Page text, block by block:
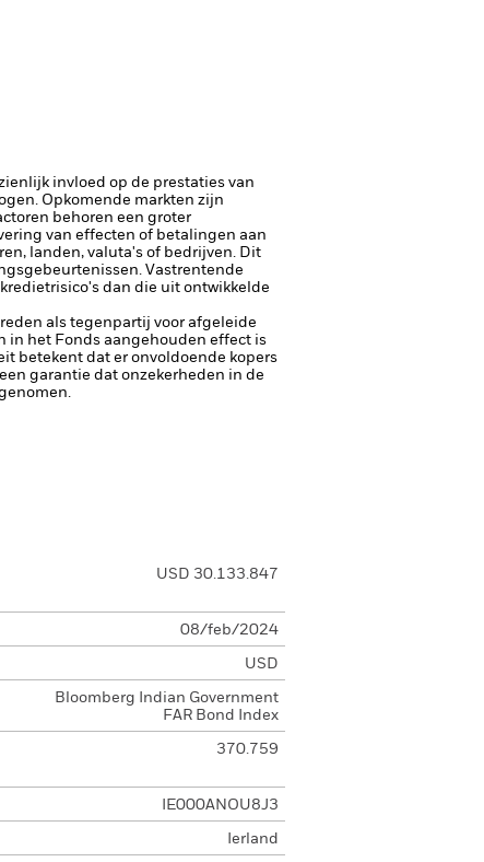
invloed op de prestaties van
Opkomende markten zijn
behoren een groter
van effecten of betalingen aan
landen, valuta's of bedrijven. Dit
Vastrentende
dan die uit ontwikkelde
als tegenpartij voor afgeleide
in het Fonds aangehouden effect is
betekent dat er onvoldoende kopers
garantie dat onzekerheden in de
USD 30.133.847
08/feb/2024
USD
Bloomberg Indian Government
FAR Bond Index
370.759
IE000ANOU8J3
Ierland